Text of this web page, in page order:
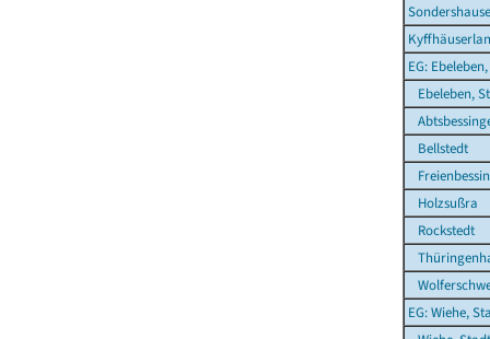
EG:
Ebeleben,
Bellstedt
Holzsußra
Rockstedt
EG: Wiehe,